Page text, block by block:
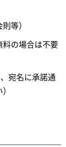
等）
の場合は不要
宛名に承諾通